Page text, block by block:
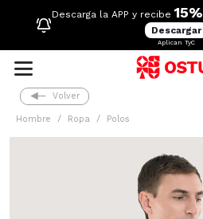
Descarga la APP y recibe 15%
Descargar
Aplican TyC
Volver
Hombre Ropa Polos